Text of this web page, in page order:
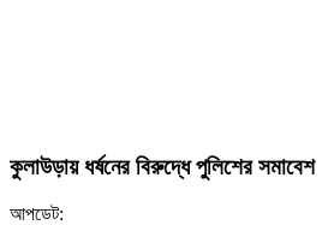
কুলাউড়ায় ধর্ষনের বিরুদ্ধে পুলিশের সমাবেশ
আপডেট: